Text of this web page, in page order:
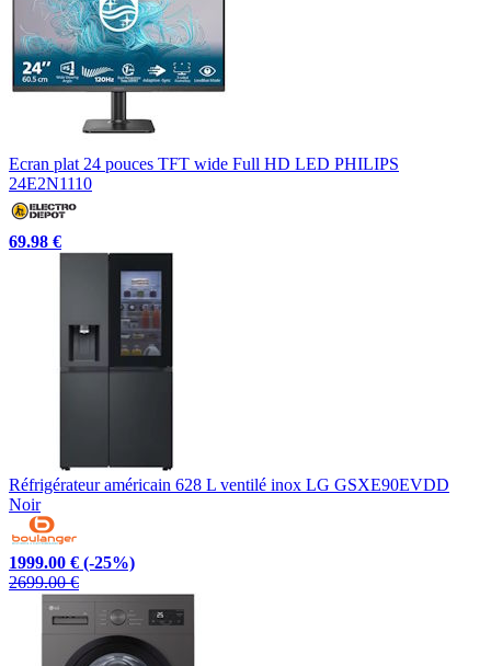
Ecran plat 24 pouces TFT wide Full HD LED PHILIPS
24E2N1110
69.98 €
Réfrigérateur américain 628 L ventilé inox LG GSXE90EVDD
Noir
1999.00 € (-25%)
2699.00 €